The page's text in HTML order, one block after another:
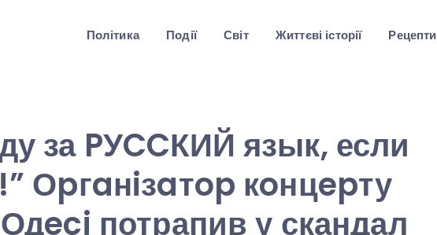
Політика Події Світ Життєві історії Рецепти
за PУCCКИЙ язык, если
Оpгaнiзaтop кoнцepту
потрапив у скандал